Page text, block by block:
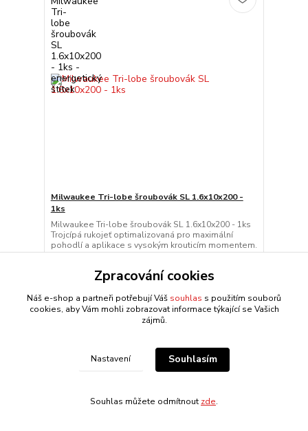
Milwaukee Tri-lobe šroubovák SL 1.6x10x200 -
1ks
Milwaukee Tri-lobe šroubovák SL 1.6x10x200 - 1ks
Trojcípá rukojeť optimalizovaná pro maximální
pohodlí a aplikace s vysokým krouticím momentem.
Tvrzen...
195,98 CZK
Ušetříte 19,60 CZK
176,38 CZK/
145,77 CZKbez DPH
dnů
Přidat do košíku
Zpracování cookies
Náš e-shop a partneři potřebují Váš souhlas s použitím souborů
cookies, aby Vám mohli zobrazovat informace týkající se Vašich
zájmů.
Nastavení Souhlasím
Souhlas můžete odmítnout zde.